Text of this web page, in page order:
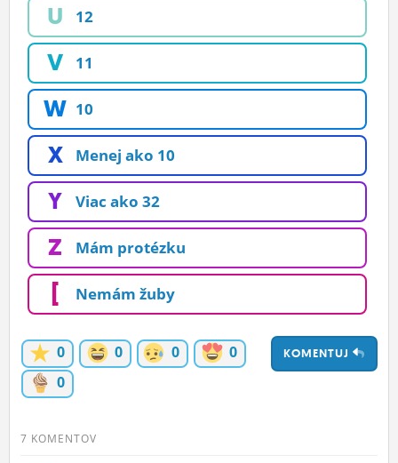
U 12
V 11
W 10
X Menej ako 10
Y Viac ako 32
Z Mám protézku
[ Nemám žuby
KOMENTUJ
0 0 0
0
0
7 KOMENTOV